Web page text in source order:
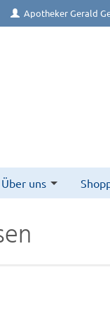
Apotheker Gerald
Über uns